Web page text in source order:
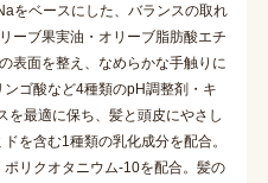
をベースにした、バランスの取れ
ーブ果実油・オリーブ脂肪酸エチ
表面を整え、なめらかな手触りに
ゴ酸など4種類のpH調整剤・キ
を最適に保ち、髪と頭皮にやさし
を含む1種類の乳化成分を配合。
リクオタニウム-10を配合。髪の